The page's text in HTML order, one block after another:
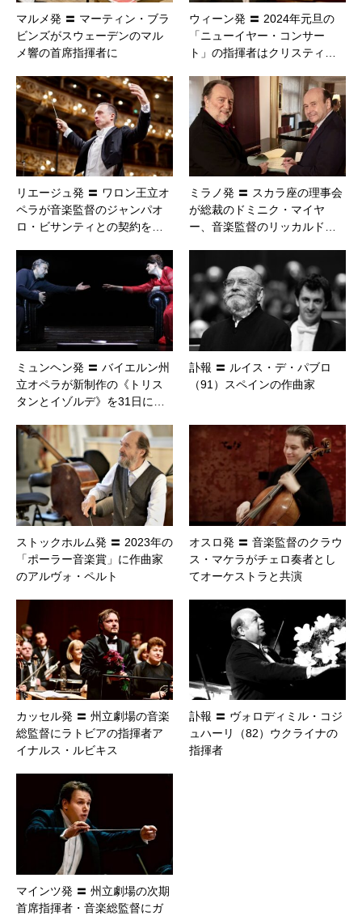
マルメ発 〓 マーティン・ブラ
ビンズがスウェーデンのマル
メ響の首席指揮者に
ウィーン発 〓 2024年元旦の
「ニューイヤー・コンサー
ト」の指揮者はクリスティ…
リエージュ発 〓 ワロン王立オ
ペラが音楽監督のジャンパオ
ロ・ビサンティとの契約を…
ミラノ発 〓 スカラ座の理事会
が総裁のドミニク・マイヤ
ー、音楽監督のリッカルド…
ミュンヘン発 〓 バイエルン州
立オペラが新制作の《トリス
タンとイゾルデ》を31日に…
訃報 〓 ルイス・デ・パブロ
（91）スペインの作曲家
ストックホルム発 〓 2023年の
「ポーラー音楽賞」に作曲家
のアルヴォ・ペルト
オスロ発 〓 音楽監督のクラウ
ス・マケラがチェロ奏者とし
てオーケストラと共演
カッセル発 〓 州立劇場の音楽
総監督にラトビアの指揮者ア
イナルス・ルビキス
訃報 〓 ヴォロディミル・コジ
ュハーリ（82）ウクライナの
指揮者
マインツ発 〓 州立劇場の次期
首席指揮者・音楽総監督にガ